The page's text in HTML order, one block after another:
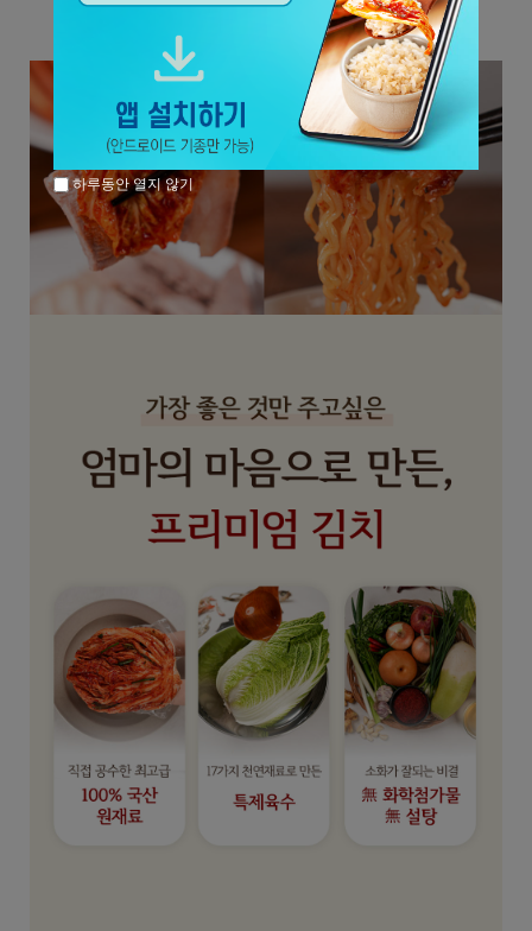
하루동안 열지 않기